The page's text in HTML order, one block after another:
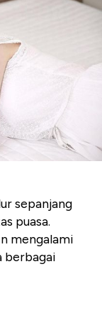
sepanjang
puasa.
mengalami
berbagai